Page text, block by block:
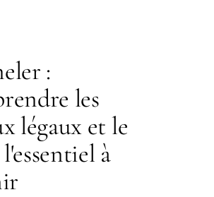
:
les
légaux et le
à